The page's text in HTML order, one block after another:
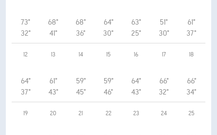
73°
32°
68°
41°
68°
36°
64°
30°
63°
25°
51°
30°
61°
37°
12
64°
37°
13
61°
43°
14
59°
45°
15
59°
46°
16
64°
43°
17
66°
32°
18
66°
34°
19 20 21 22 23 24 25